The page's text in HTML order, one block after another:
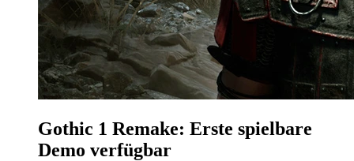
Gothic 1 Remake: Erste spielbare
Demo verfügbar